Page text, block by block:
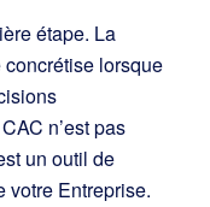
étape. La
lorsque
n’est pas
un outil de
votre Entreprise.